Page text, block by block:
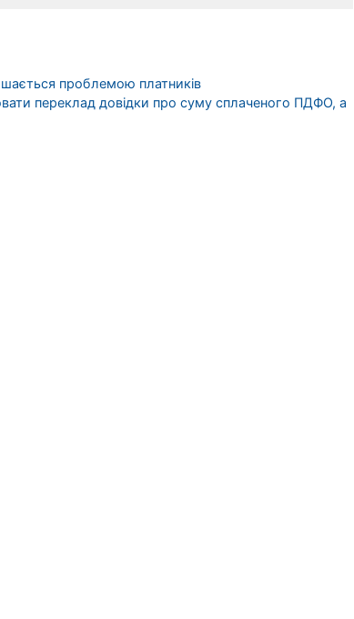
проблемою платників
переклад довідки про суму сплаченого ПДФО, а